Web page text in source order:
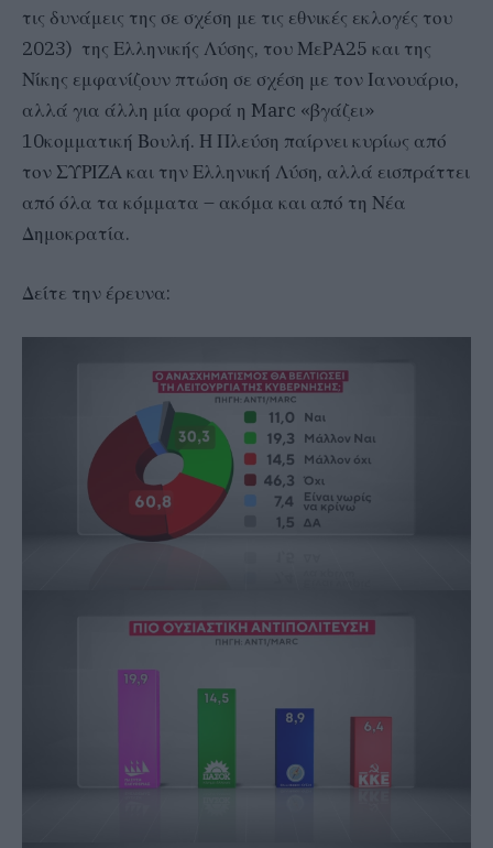
τις δυνάμεις της σε σχέση με τις εθνικές εκλογές του
2023) της Ελληνικής Λύσης, του ΜεΡΑ25 και της
Νίκης εμφανίζουν πτώση σε σχέση με τον Ιανουάριο,
αλλά για άλλη μία φορά η Marc «βγάζει»
10κομματική Βουλή. Η Πλεύση παίρνει κυρίως από
τον ΣΥΡΙΖΑ και την Ελληνική Λύση, αλλά εισπράττει
από όλα τα κόμματα – ακόμα και από τη Νέα
Δημοκρατία.
Δείτε την έρευνα: